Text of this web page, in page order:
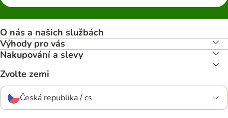
O nás a našich službách
Výhody pro vás
Nakupování a slevy
Zvolte zemi
Česká republika / cs